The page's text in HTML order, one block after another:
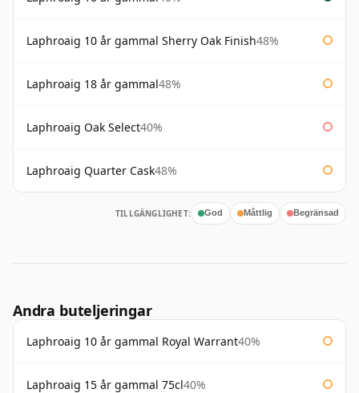
Laphroaig 10 år gammal Sherry Oak Finish48%
Laphroaig 18 år gammal48%
Laphroaig Oak Select40%
Laphroaig Quarter Cask48%
TILLGÄNGLIGHET: God Måttlig Begränsad
Andra buteljeringar
Laphroaig 10 år gammal Royal Warrant40%
Laphroaig 15 år gammal 75cl40%